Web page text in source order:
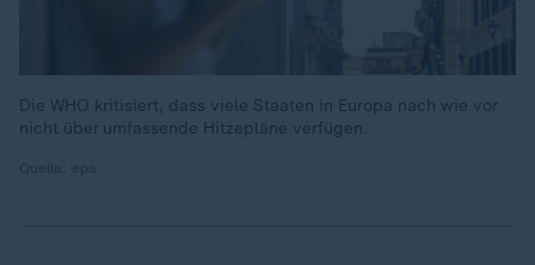
Die WHO kritisiert, dass viele Staaten in Europa nach wie vor
nicht über umfassende Hitzepläne verfügen.